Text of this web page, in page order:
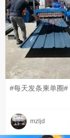
#每天发条柬单圈#
mzljd